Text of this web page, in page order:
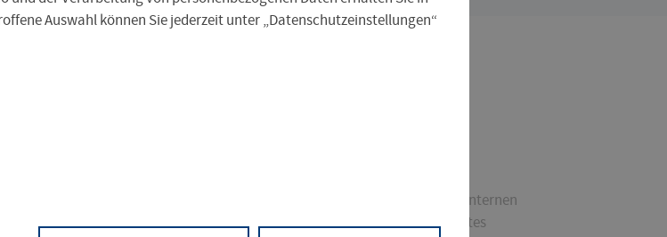
Hier gelangen Sie zum internen
Bereich des Personalrates
Auswahl können Sie jederzeit unter „Datenschutzeinstellungen“